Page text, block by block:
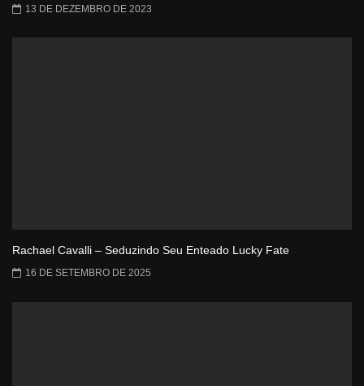
13 DE DEZEMBRO DE 2023
Rachael Cavalli – Seduzindo Seu Enteado Lucky Fate
16 DE SETEMBRO DE 2025